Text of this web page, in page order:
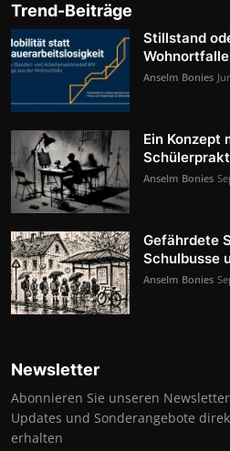
Trend-Beiträge
Stillstand
Anselm Bonies
Ein
Anselm Bonies
Gefährdete
Schulbusse
Anselm Bonies
Newsletter
Abonnieren Sie unseren
Updates und Sonderangebote
erhalten